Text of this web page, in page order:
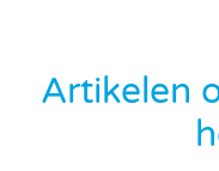
Artikelen